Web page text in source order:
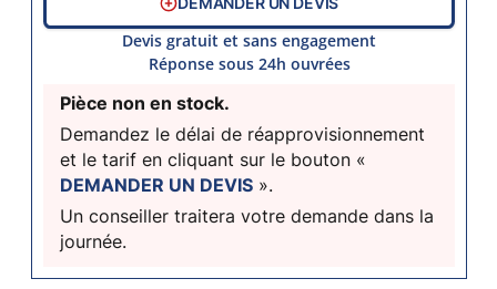
Pièce non en stock.
Demandez le délai de réapprovisionnement
et le tarif en cliquant sur le bouton «
DEMANDER UN DEVIS ».
Un conseiller traitera votre demande dans la
journée.
Devis gratuit et sans engagement
Réponse sous 24h ouvrées